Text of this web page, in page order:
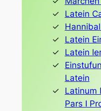
Latein
Latein
Latein
Latein
Latinum
Pars I